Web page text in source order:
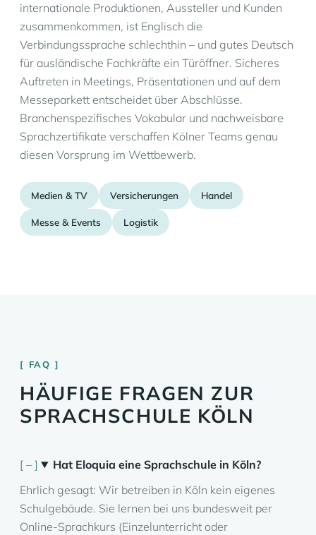
internationale Produktionen, Aussteller und Kunden
zusammenkommen, ist Englisch die
Verbindungssprache schlechthin – und gutes Deutsch
für ausländische Fachkräfte ein Türöffner. Sicheres
Auftreten in Meetings, Präsentationen und auf dem
Messeparkett entscheidet über Abschlüsse.
Branchenspezifisches Vokabular und nachweisbare
Sprachzertifikate verschaffen Kölner Teams genau
diesen Vorsprung im Wettbewerb.
Medien & TV Versicherungen Handel
Messe & Events Logistik
FAQ
HÄUFIGE FRAGEN ZUR
SPRACHSCHULE KÖLN
Hat Eloquia eine Sprachschule in Köln?
Ehrlich gesagt: Wir betreiben in Köln kein eigenes
Schulgebäude. Sie lernen bei uns bundesweit per
Online-Sprachkurs (Einzelunterricht oder